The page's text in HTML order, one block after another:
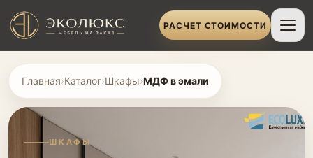
РАСЧЕТ СТОИМОСТИ
Главная›Каталог›Шкафы›МДФ в эмали
ШКАФЫ